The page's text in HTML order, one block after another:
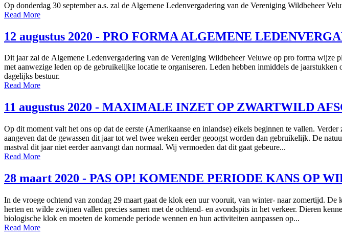
Op donderdag 30 september a.s. zal de Algemene Ledenvergadering van de Vereniging Wildbeheer
Read More
12 augustus 2020 - PRO FORMA ALGEMENE
Dit jaar zal de Algemene Ledenvergadering van de Vereniging Wildbeheer Veluwe op pro forma wijze
met aanwezige leden op de gebruikelijke locatie te organiseren. Leden hebben inmiddels de
dagelijks bestuur.
Read More
11 augustus 2020 - MAXIMALE INZET OP ZWARTWILD
Op dit moment valt het ons op dat de eerste (Amerikaanse en inlandse) eikels beginnen te vallen.
aangeven dat de gewassen dit jaar tot wel twee weken eerder geoogst worden dan gebruikelijk. De
mastval dit jaar niet eerder aanvangt dan normaal. Wij vermoeden dat dit gaat gebeure...
Read More
28 maart 2020 - PAS OP! KOMENDE PERIODE KANS OP
In de vroege ochtend van zondag 29 maart gaat de klok een uur vooruit, van winter- naar zomertijd.
herten en wilde zwijnen vallen precies samen met de ochtend- en avondspits in het verkeer. Dieren
biologische klok en moeten de komende periode wennen en hun activiteiten aanpassen op...
Read More